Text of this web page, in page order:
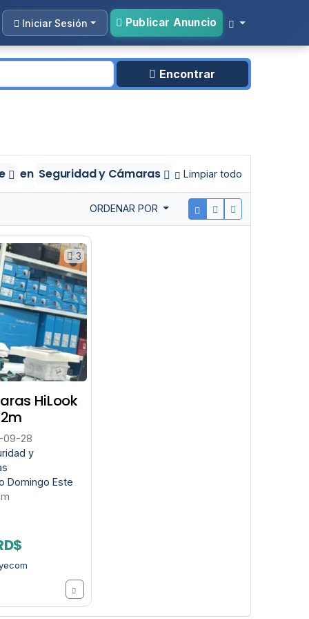
Iniciar Sesión Publicar Anuncio
Encontrar
en Seguridad y Cámaras Limpiar todo
ORDENAR POR
3
HiLook
28
y
Domingo Este